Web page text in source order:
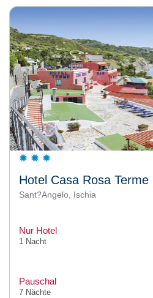
Hotel Casa Rosa Terme
Sant?Angelo, Ischia
Nur Hotel
1 Nacht
Pauschal
7 Nächte